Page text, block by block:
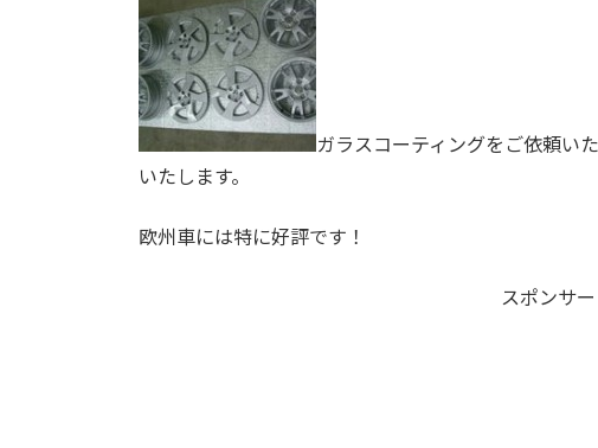
ガラスコーティングをご依頼い
いたします。
欧州車には特に好評です！
スポンサ